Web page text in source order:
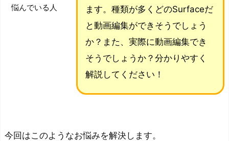
悩んでいる人
ます。種類が多くどのSurfaceだ
と動画編集ができそうでしょう
か？また、実際に動画編集でき
そうでしょうか？分かりやすく
解説してください！
今回はこのようなお悩みを解決します。